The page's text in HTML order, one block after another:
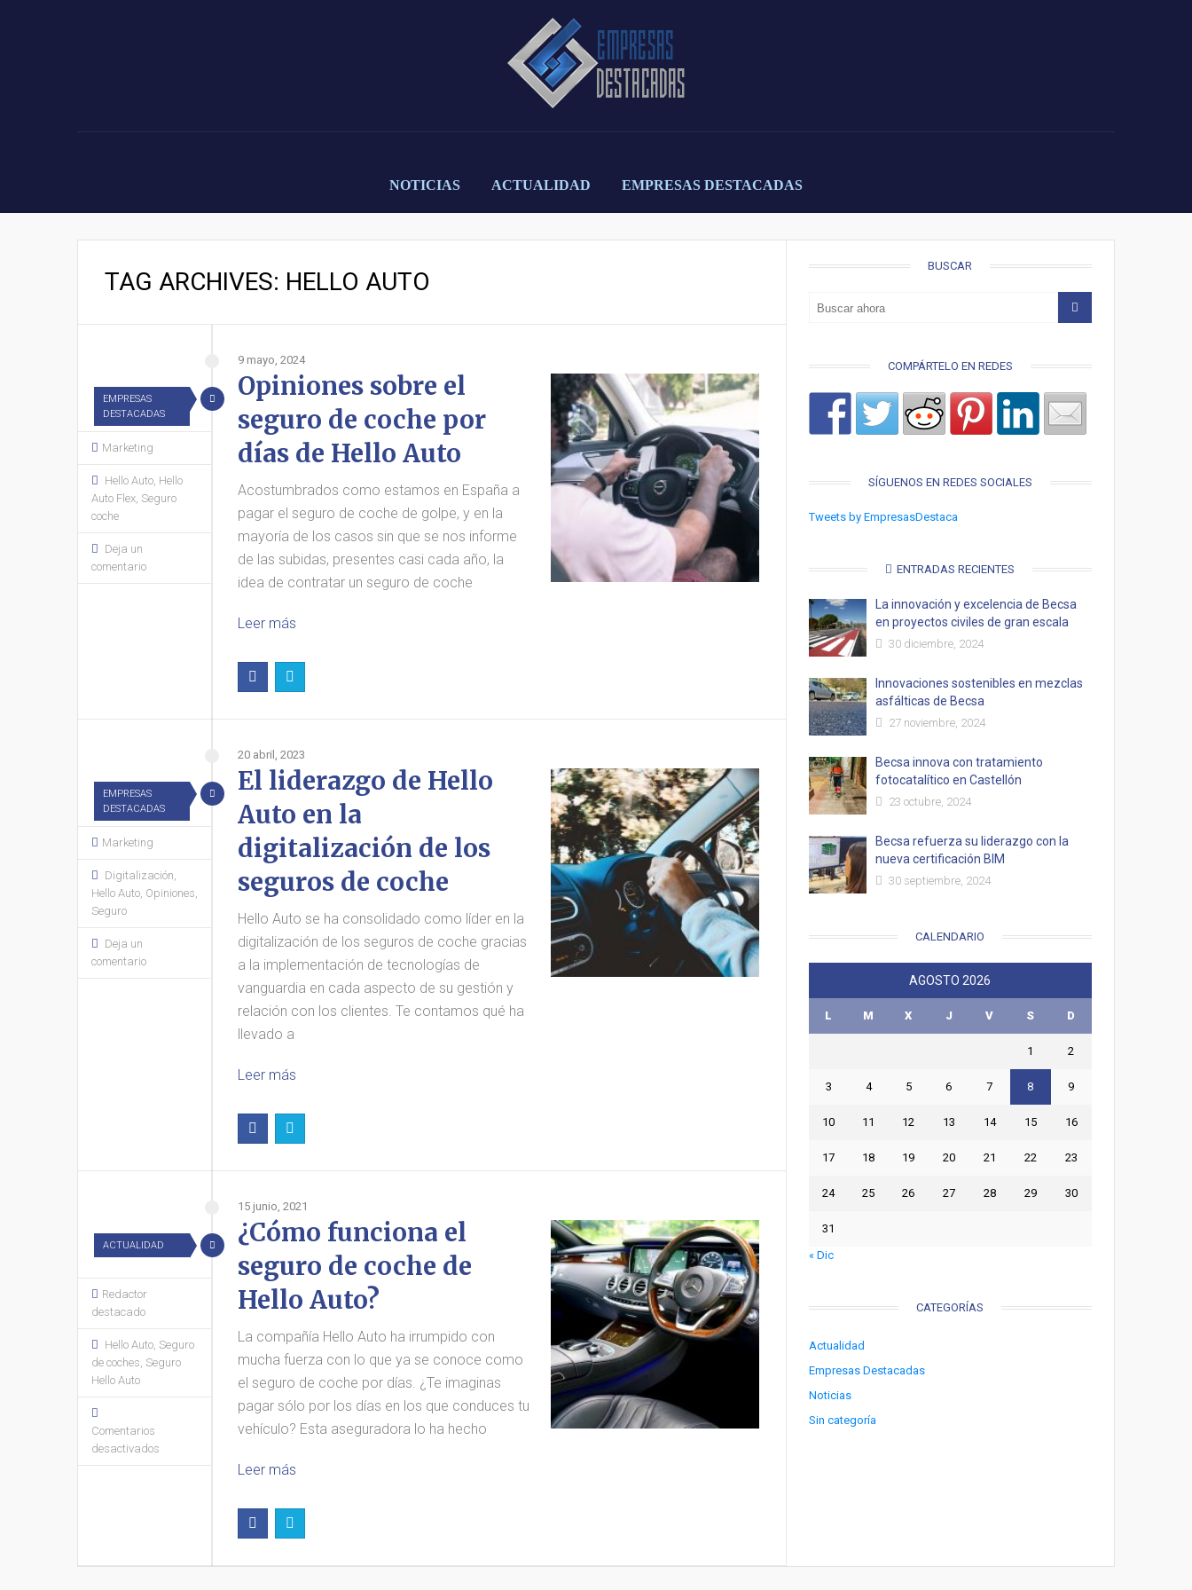
NOTICIAS ACTUALIDAD EMPRESAS DESTACADAS
TAG ARCHIVES: HELLO AUTO
EMPRESAS
DESTACADAS
9 mayo, 2024
Opiniones sobre el
seguro de coche por
días de Hello Auto
Marketing
Hello Auto, Hello
Auto Flex, Seguro
coche
Deja un
comentario
Acostumbrados como estamos en España a
pagar el seguro de coche de golpe, y en la
mayoría de los casos sin que se nos informe
de las subidas, presentes casi cada año, la
idea de contratar un seguro de coche
Leer más
EMPRESAS
DESTACADAS
20 abril, 2023
El liderazgo de Hello
Auto en la
digitalización de los
seguros de coche
Marketing
Digitalización,
Hello Auto, Opiniones,
Seguro
Deja un
comentario
Hello Auto se ha consolidado como líder en la
digitalización de los seguros de coche gracias
a la implementación de tecnologías de
vanguardia en cada aspecto de su gestión y
relación con los clientes. Te contamos qué ha
llevado a
Leer más
ACTUALIDAD
15 junio, 2021
¿Cómo funciona el
seguro de coche de
Hello Auto?
Redactor
destacado
Hello Auto, Seguro
de coches, Seguro
Hello Auto
Comentarios
desactivados
La compañía Hello Auto ha irrumpido con
mucha fuerza con lo que ya se conoce como
el seguro de coche por días. ¿Te imaginas
pagar sólo por los días en los que conduces tu
vehículo? Esta aseguradora lo ha hecho
Leer más
BUSCAR
COMPÁRTELO EN REDES
SÍGUENOS EN REDES SOCIALES
Tweets by EmpresasDestaca
ENTRADAS RECIENTES
La innovación y excelencia de Becsa
en proyectos civiles de gran escala
30 diciembre, 2024
Innovaciones sostenibles en mezclas
asfálticas de Becsa
27 noviembre, 2024
Becsa innova con tratamiento
fotocatalítico en Castellón
23 octubre, 2024
Becsa refuerza su liderazgo con la
nueva certificación BIM
30 septiembre, 2024
CALENDARIO
AGOSTO 2026
L M X J V S D
1 2
3 4 5 6 7 8 9
10 11 12 13 14 15 16
17 18 19 20 21 22 23
24 25 26 27 28 29 30
31
« Dic
CATEGORÍAS
Actualidad
Empresas Destacadas
Noticias
Sin categoría